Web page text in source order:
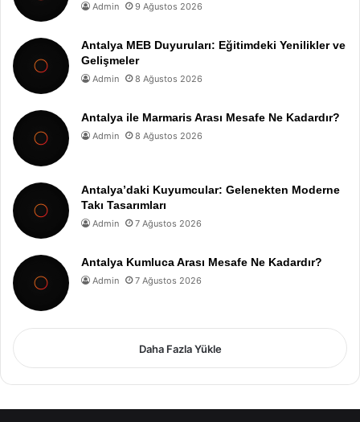
Admin 9 Ağustos 2026
Antalya MEB Duyuruları: Eğitimdeki Yenilikler ve
Gelişmeler
Admin 8 Ağustos 2026
Antalya ile Marmaris Arası Mesafe Ne Kadardır?
Admin 8 Ağustos 2026
Antalya’daki Kuyumcular: Gelenekten Moderne
Takı Tasarımları
Admin 7 Ağustos 2026
Antalya Kumluca Arası Mesafe Ne Kadardır?
Admin 7 Ağustos 2026
Daha Fazla Yükle